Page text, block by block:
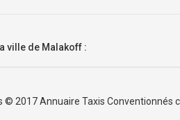
ville de Malakoff :
© 2017 Annuaire Taxis Conventionnés